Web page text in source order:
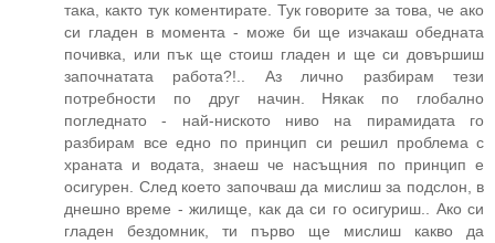
така, както тук коментирате. Тук говорите за това, че ако
си гладен в момента - може би ще изчакаш обедната
почивка, или пък ще стоиш гладен и ще си довършиш
започнатата работа?!.. Аз лично разбирам тези
потребности по друг начин. Някак по глобално
погледнато - най-ниското ниво на пирамидата го
разбирам все едно по принцип си решил проблема с
храната и водата, знаеш че насъщния по принцип е
осигурен. След което започваш да мислиш за подслон, в
днешно време - жилище, как да си го осигуриш.. Ако си
гладен бездомник, ти първо ще мислиш какво да